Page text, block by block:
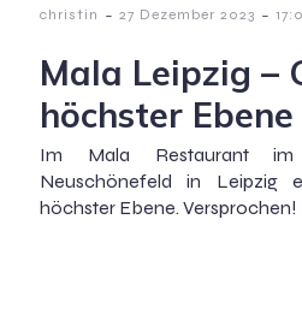
christin - 27 Dezember 2023 -
Mala Leipzig –
höchster Ebene
Im Mala Restaurant im
Neuschönefeld in Leipzig
höchster Ebene. Versprochen!